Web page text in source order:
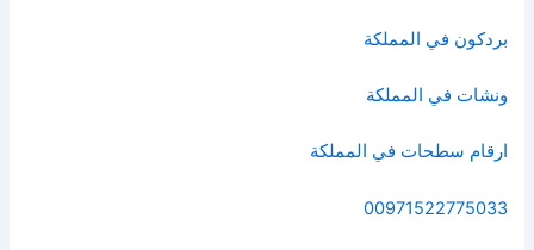
بردكون في المملكة
ونشات في المملكة
ارقام سطحات في المملكة
00971522775033